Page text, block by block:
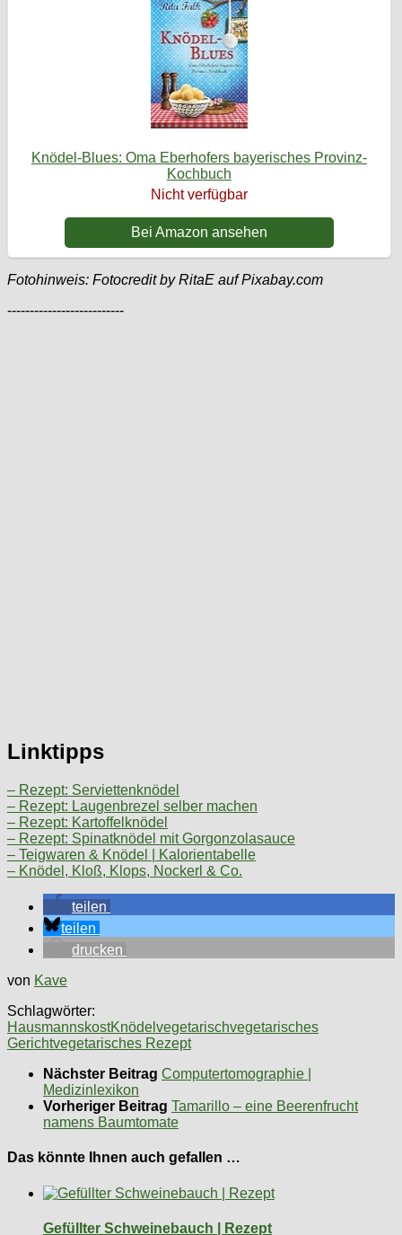
Knödel-Blues: Oma Eberhofers bayerisches Provinz-
Kochbuch
Nicht verfügbar
Bei Amazon ansehen
Fotohinweis: Fotocredit by RitaE auf Pixabay.com
--------------------------
Linktipps
– Rezept: Serviettenknödel
– Rezept: Laugenbrezel selber machen
– Rezept: Kartoffelknödel
– Rezept: Spinatknödel mit Gorgonzolasauce
– Teigwaren & Knödel | Kalorientabelle
– Knödel, Kloß, Klops, Nockerl & Co.
teilen
teilen
drucken
von Kave
Schlagwörter:
HausmannskostKnödel vegetarischvegetarisches
Gerichtvegetarisches Rezept
Nächster Beitrag Computertomographie |
Medizinlexikon
Vorheriger Beitrag Tamarillo – eine Beerenfrucht
namens Baumtomate
Das könnte Ihnen auch gefallen …
Gefüllter Schweinebauch | Rezept